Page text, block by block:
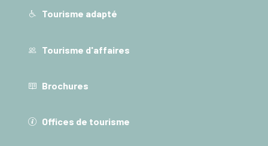
Tourisme adapté
Tourisme d'affaires
Brochures
Offices de tourisme